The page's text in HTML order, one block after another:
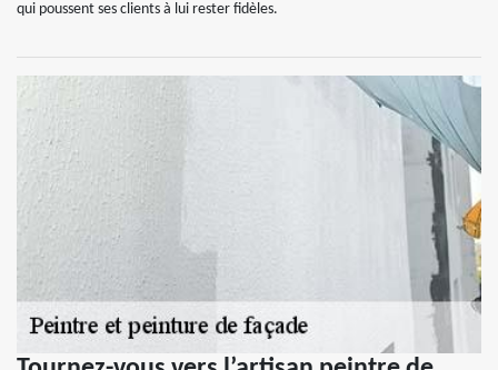
qui poussent ses clients à lui rester fidèles.